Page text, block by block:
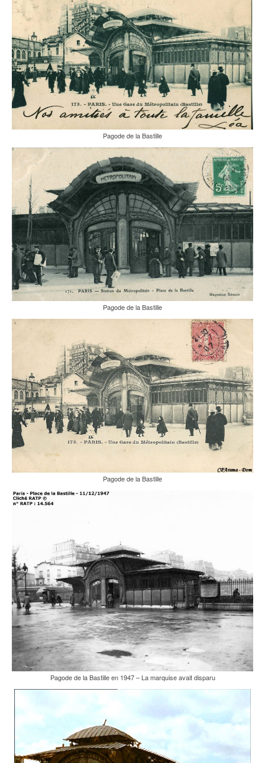
Pagode de la Bastille
Pagode de la Bastille
Pagode de la Bastille
Pagode de la Bastille en 1947 – La marquise avait disparu